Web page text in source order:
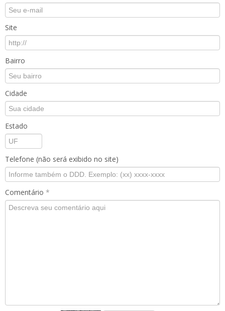
Site
Bairro
Cidade
Estado
Telefone (não será exibido no site)
Comentário *